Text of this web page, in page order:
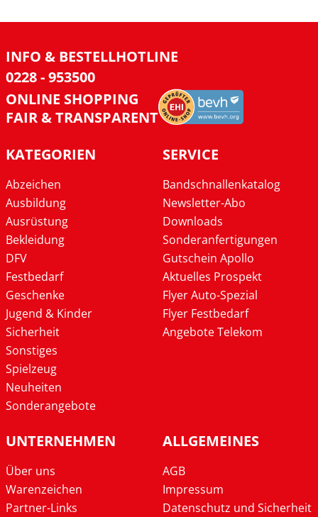
INFO & BESTELLHOTLINE
0228 - 953500
ONLINE SHOPPING
FAIR & TRANSPARENT
KATEGORIEN
Abzeichen
Ausbildung
Ausrüstung
Bekleidung
DFV
Festbedarf
Geschenke
Jugend & Kinder
Sicherheit
Sonstiges
Spielzeug
Neuheiten
Sonderangebote
SERVICE
Bandschnallenkatalog
Newsletter-Abo
Downloads
Sonderanfertigungen
Gutschein Apollo
Aktuelles Prospekt
Flyer Auto-Spezial
Flyer Festbedarf
Angebote Telekom
UNTERNEHMEN
Über uns
Warenzeichen
Partner-Links
ALLGEMEINES
AGB
Impressum
Datenschutz und Sicherheit